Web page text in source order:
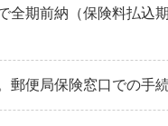
全期前納（保険料払
郵便局保険窓口での手